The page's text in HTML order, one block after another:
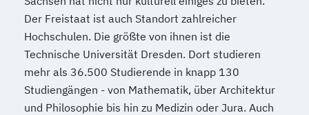
Der Freistaat ist auch Standort zahlreicher
Hochschulen. Die größte von ihnen ist die
Technische Universität Dresden. Dort studieren
mehr als 36.500 Studierende in knapp 130
Studiengängen - von Mathematik, über Architektur
und Philosophie bis hin zu Medizin oder Jura. Auch